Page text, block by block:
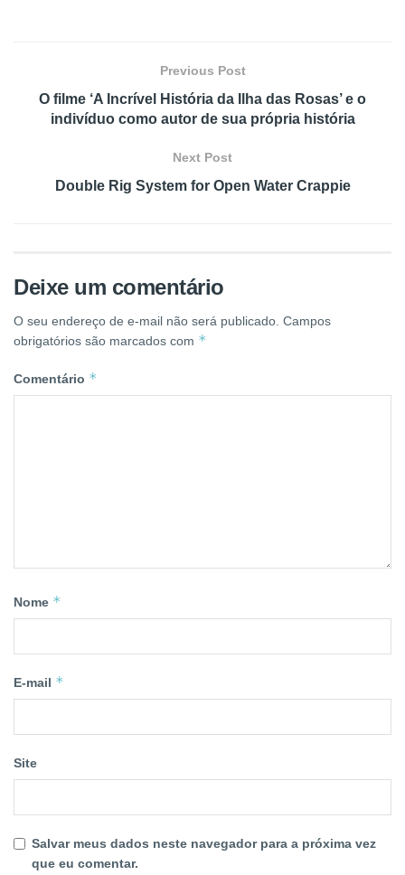
Previous Post
O filme ‘A Incrível História da Ilha das Rosas’ e o
indivíduo como autor de sua própria história
Next Post
Double Rig System for Open Water Crappie
Deixe um comentário
O seu endereço de e-mail não será publicado. Campos
obrigatórios são marcados com *
Comentário *
Nome *
E-mail *
Site
Salvar meus dados neste navegador para a próxima vez
que eu comentar.